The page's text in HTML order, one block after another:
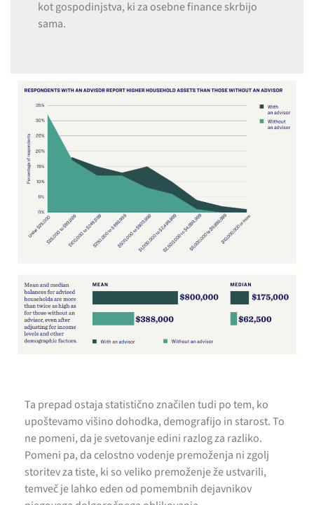
kot gospodinjstva, ki za osebne finance skrbijo
sama.
Ta prepad ostaja statistično značilen tudi po tem, ko
upoštevamo višino dohodka, demografijo in starost. To
ne pomeni, da je svetovanje edini razlog za razliko.
Pomeni pa, da celostno vodenje premoženja ni zgolj
storitev za tiste, ki so veliko premoženje že ustvarili,
temveč je lahko eden od pomembnih dejavnikov